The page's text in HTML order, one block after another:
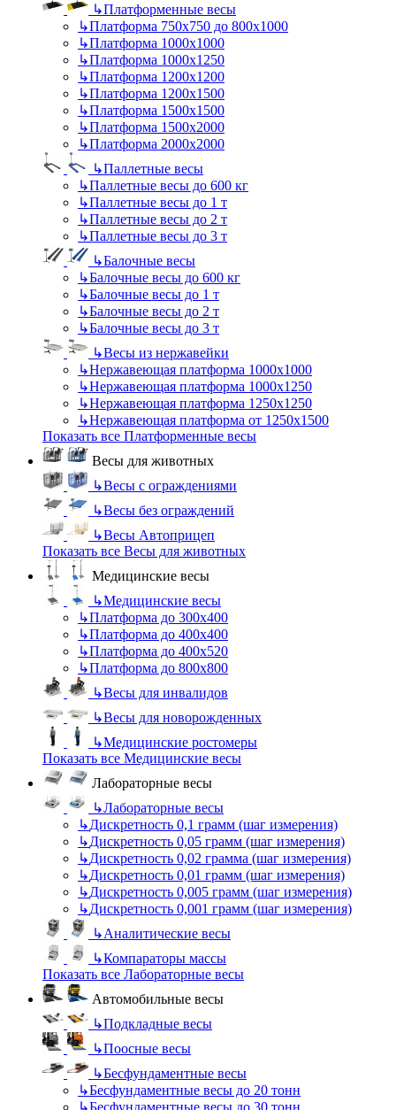
↳Платформенные весы
↳Платформа 750х750 до 800х1000
↳Платформа 1000х1000
↳Платформа 1000х1250
↳Платформа 1200х1200
↳Платформа 1200х1500
↳Платформа 1500х1500
↳Платформа 1500х2000
↳Платформа 2000х2000
↳Паллетные весы
↳Паллетные весы до 600 кг
↳Паллетные весы до 1 т
↳Паллетные весы до 2 т
↳Паллетные весы до 3 т
↳Балочные весы
↳Балочные весы до 600 кг
↳Балочные весы до 1 т
↳Балочные весы до 2 т
↳Балочные весы до 3 т
↳Весы из нержавейки
↳Нержавеющая платформа 1000х1000
↳Нержавеющая платформа 1000х1250
↳Нержавеющая платформа 1250х1250
↳Нержавеющая платформа от 1250х1500
Показать все Платформенные весы
Весы для животных
↳Весы с ограждениями
↳Весы без ограждений
↳Весы Автоприцеп
Показать все Весы для животных
Медицинские весы
↳Медицинские весы
↳Платформа до 300х400
↳Платформа до 400х400
↳Платформа до 400х520
↳Платформа до 800х800
↳Весы для инвалидов
↳Весы для новорожденных
↳Медицинские ростомеры
Показать все Медицинские весы
Лабораторные весы
↳Лабораторные весы
↳Дискретность 0,1 грамм (шаг измерения)
↳Дискретность 0,05 грамм (шаг измерения)
↳Дискретность 0,02 грамма (шаг измерения)
↳Дискретность 0,01 грамм (шаг измерения)
↳Дискретность 0,005 грамм (шаг измерения)
↳Дискретность 0,001 грамм (шаг измерения)
↳Аналитические весы
↳Компараторы массы
Показать все Лабораторные весы
Автомобильные весы
↳Подкладные весы
↳Поосные весы
↳Бесфундаментные весы
↳Бесфундаментные весы до 20 тонн
↳Бесфундаментные весы до 30 тонн